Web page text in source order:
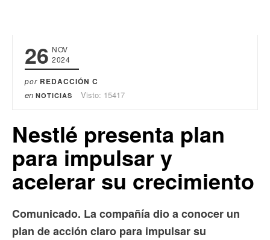
26 NOV
2024
por REDACCIÓN C
en NOTICIAS Visto: 15417
Nestlé presenta plan
para impulsar y
acelerar su crecimiento
Comunicado. La compañía dio a conocer un
plan de acción claro para impulsar su